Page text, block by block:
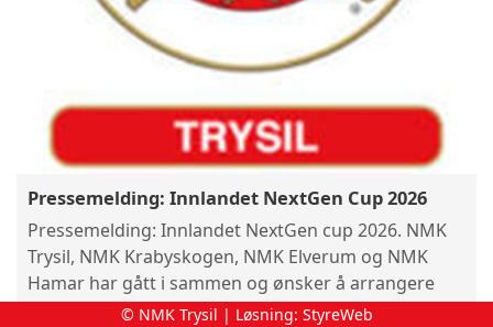
Pressemelding: Innlandet NextGen Cup 2026
Pressemelding: Innlandet NextGen cup 2026. NMK
Trysil, NMK Krabyskogen, NMK Elverum og NMK
Hamar har gått i sammen og ønsker å arrangere
Innlandet NextGen Cup 2026 NextGen cup handler
© NMK Trysil | Løsning: StyreWeb